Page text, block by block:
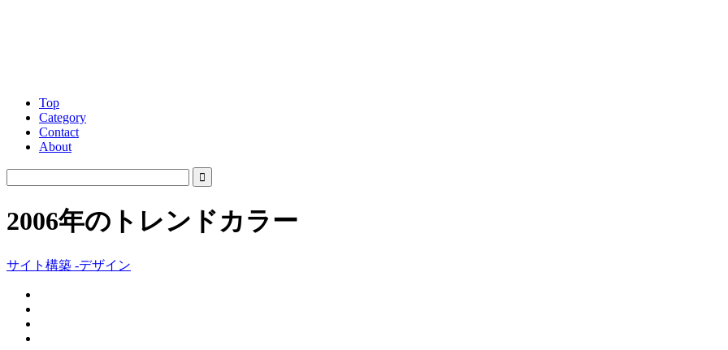
Top
Category
Contact
About
2006年のトレンドカラー
サイト構築 -デザイン